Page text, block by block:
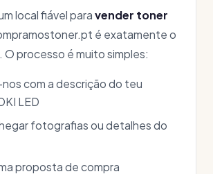
local fiável paravender toner
é exatamente o
O processo é muito simples:
com a descrição do teu
LED
fotografias ou detalhes do
proposta de compra